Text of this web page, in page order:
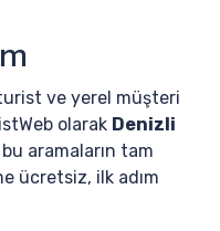
ve yerel müşteri
olarak Denizli
aramaların tam
ücretsiz, ilk adım